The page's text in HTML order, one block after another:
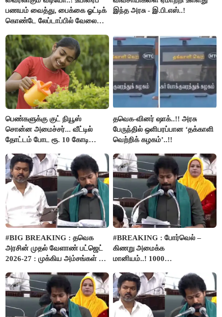
பணயம் வைத்து, பைக்கை ஓட்டிக்
கொண்டே லேப்டாப்பில் வேலை
இந்த அரசு - இ.பி.எஸ்..!
பெண்களுக்கு குட் நியூஸ்
சொன்ன அமைச்சர்... வீட்டில்
தோட்டம் போட ரூ. 10 கோடி
தவெக-வினர் ஷாக்..!! அரசு
பேருந்தில் ஒளிபரப்பான ‘தக்காளி
வெற்றிக் கழகம்’..!!
#BIG BREAKING : தவெக
அரசின் முதல் வேளாண் பட்ஜெட்
2026-27 : முக்கிய அம்சங்கள் ஓர்
#BREAKING : போர்வெல் –
கிணறு அமைக்க
மானியம்..! 1000
பம்புசெட் வழங்கப்படும்..!